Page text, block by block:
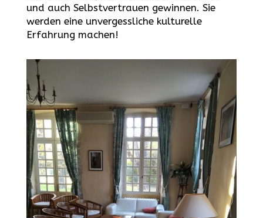
und auch Selbstvertrauen gewinnen. Sie
werden eine unvergessliche kulturelle
Erfahrung machen!